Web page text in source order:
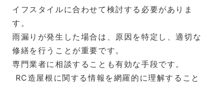
イフスタイルに合わせて検討する必要がありま
す。
雨漏りが発生した場合は、原因を特定し、適切な
修繕を行うことが重要です。
専門業者に相談することも有効な手段です。
RC造屋根に関する情報を網羅的に理解すること